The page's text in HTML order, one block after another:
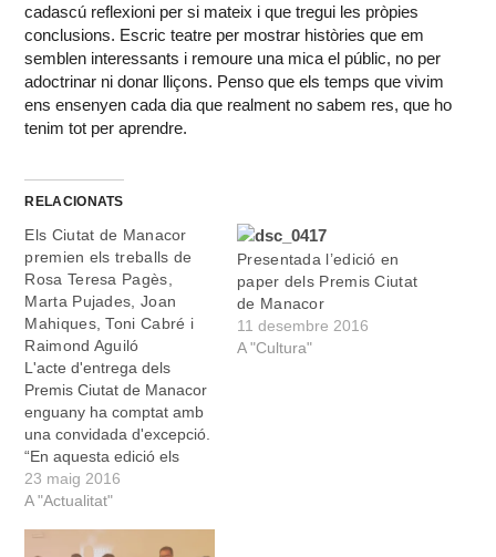
cadascú reflexioni per si mateix i que tregui les pròpies
conclusions. Escric teatre per mostrar històries que em
semblen interessants i remoure una mica el públic, no per
adoctrinar ni donar lliçons. Penso que els temps que vivim
ens ensenyen cada dia que realment no sabem res, que ho
tenim tot per aprendre.
RELACIONATS
Els Ciutat de Manacor
premien els treballs de
Rosa Teresa Pagès,
Marta Pujades, Joan
Mahiques, Toni Cabré i
Raimond Aguiló
L'acte d'entrega dels
Premis Ciutat de Manacor
enguany ha comptat amb
una convidada d'excepció.
“En aquesta edició els
premis es dediquen a una
persona que ha entregat
a escriure i que tenim el
23 maig 2016
A "Actualitat"
Presentada l’edició en
paper dels Premis Ciutat
de Manacor
11 desembre 2016
A "Cultura"